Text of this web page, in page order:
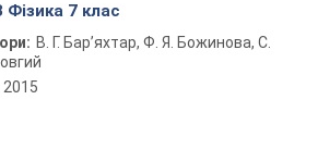
Фізика 7 клас
В. Г. Бар’яхтар, Ф. Я. Божинова, С.
2015